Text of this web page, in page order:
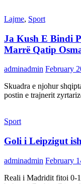
Lajme, Sport
Ja Kush E Bindi
Marrë Qatip
adminadmin February
Skuadra e njohur
postin e trajnerit
Sport
Goli i Leipzigut
adminadmin February
Reali i Madridit fitoi 0-